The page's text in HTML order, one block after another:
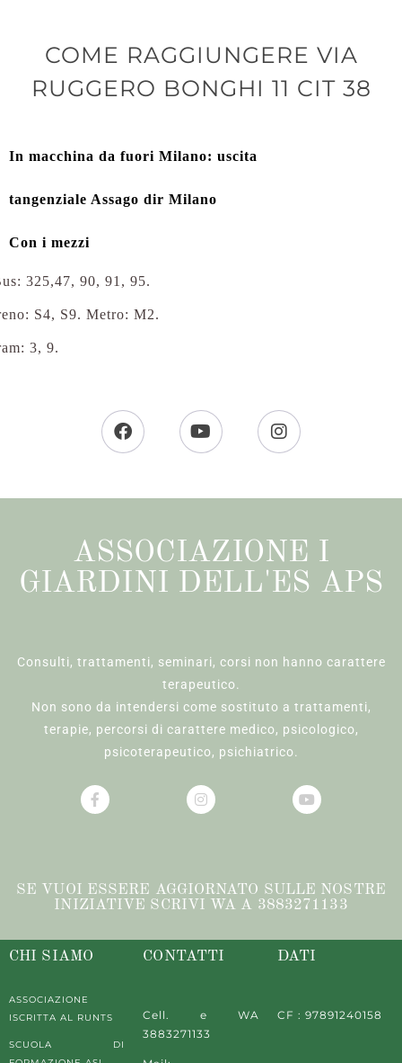
COME RAGGIUNGERE VIA
RUGGERO BONGHI 11 CIT 38
In macchina da fuori Milano: uscita
tangenziale Assago dir Milano
Con i mezzi
325,47, 90, 91, 95.
S4, S9. Metro: M2.
3, 9.
ASSOCIAZIONE I
GIARDINI DELL'ES APS
Consulti, trattamenti, seminari, corsi non hanno carattere
terapeutico.
Non sono da intendersi come sostituto a trattamenti,
terapie, percorsi di carattere medico, psicologico,
psicoterapeutico, psichiatrico.
SE VUOI ESSERE AGGIORNATO SULLE NOSTRE
INIZIATIVE SCRIVI WA A 3883271133
CHI SIAMO
ASSOCIAZIONE
ISCRITTA AL RUNTS
SCUOLA DI
CONTATTI
Cell. e WA
3883271133
DATI
CF : 97891240158